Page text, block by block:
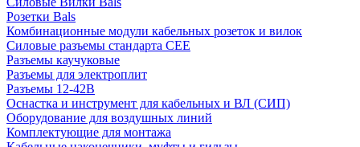
Розетки Bals
Комбинационные модули кабельных розеток и вилок
Силовые разъемы стандарта CEE
Разъемы каучуковые
Разъемы для электроплит
Разъемы 12-42В
Оснастка и инструмент для кабельных и ВЛ (СИП)
Оборудование для воздушных линий
Комплектующие для монтажа